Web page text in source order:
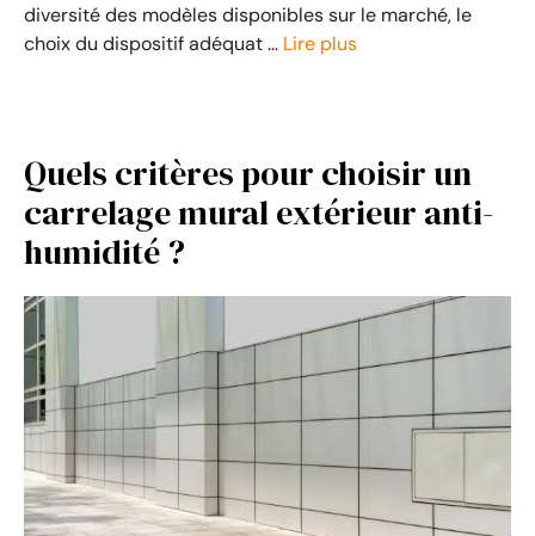
diversité des modèles disponibles sur le marché, le
choix du dispositif adéquat … Lire plus
Quels critères pour choisir un
carrelage mural extérieur anti-
humidité ?